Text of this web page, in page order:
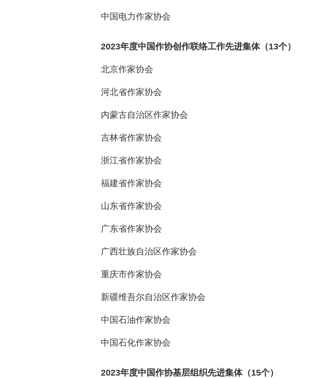
中国电力作家协会
2023年度中国作协创作联络工作先进集体（13个）
北京作家协会
河北省作家协会
内蒙古自治区作家协会
吉林省作家协会
浙江省作家协会
福建省作家协会
山东省作家协会
广东省作家协会
广西壮族自治区作家协会
重庆市作家协会
新疆维吾尔自治区作家协会
中国石油作家协会
中国石化作家协会
2023年度中国作协基层组织先进集体（15个）